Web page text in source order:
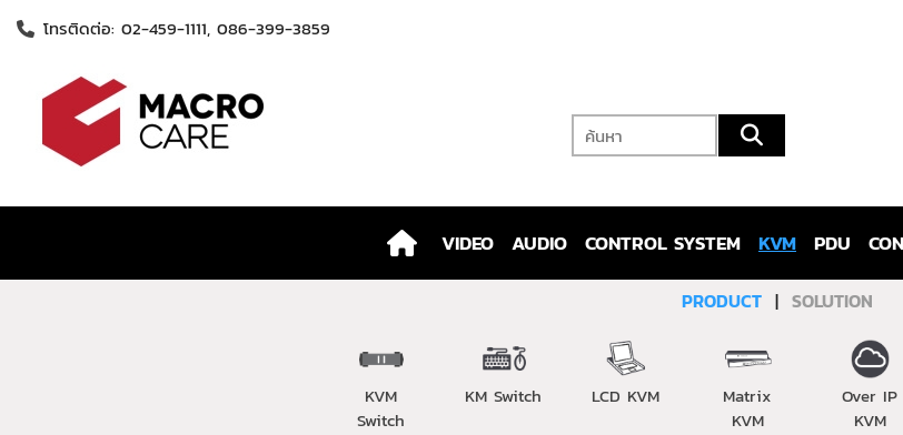
โทรติดต่อ: 02-459-1111, 086-399-3859
VIDEO AUDIO CONTROL SYSTEM KVM PDU
PRODUCT | SOLUTION
KVM
Switch
KM Switch LCD KVM
Matrix
KVM
Over IP
KVM